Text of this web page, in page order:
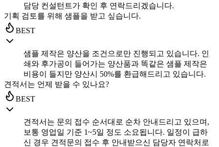
담당 컨설턴트가 확인 후 연락드리겠습니다.
기획 검토를 위해 샘플을 받고 싶습니다.
BEST
샘플 제작은 양산을 조건으로만 진행되고 있습니다. 인
쇄와 후가공이 들어가는 양산품과 똑같은 샘플 제작은
비용이 들지만 양산시 50%를 환급해드리고 있습니다.
견적서는 언제 받을 수 있나요?
BEST
견적서는 문의 접수 순서대로 순차 안내드리고 있으며,
보통 영업일 기준 1~5일 정도 소요됩니다. 일정이 급하
신 경우 견적문의 접수 후 안내받으신 담당자 연락처로